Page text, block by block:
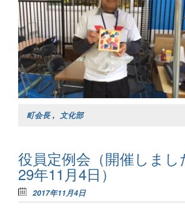
町会長 , 文化部
役員定例会（開催しま
29年11月4日）
2017年11月4日